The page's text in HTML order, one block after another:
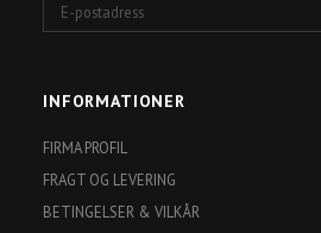
postadress
INFORMATIONER
FIRMA PROFIL
FRAGT OG LEVERING
BETINGELSER & VILKÅR